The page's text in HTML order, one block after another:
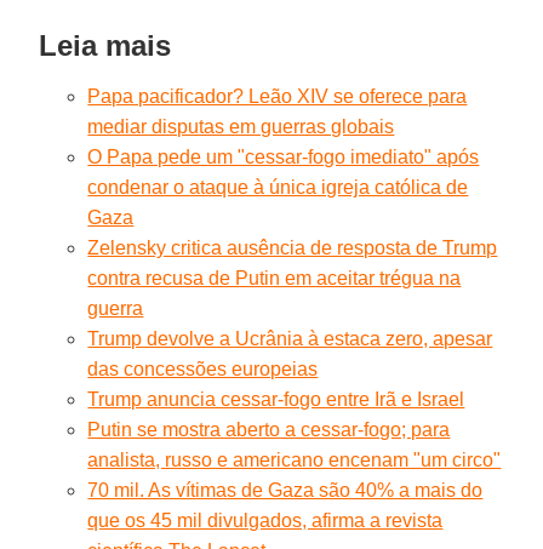
Leia mais
Papa pacificador? Leão XIV se oferece para
mediar disputas em guerras globais
O Papa pede um "cessar-fogo imediato" após
condenar o ataque à única igreja católica de
Gaza
Zelensky critica ausência de resposta de Trump
contra recusa de Putin em aceitar trégua na
guerra
Trump devolve a Ucrânia à estaca zero, apesar
das concessões europeias
Trump anuncia cessar-fogo entre Irã e Israel
Putin se mostra aberto a cessar-fogo; para
analista, russo e americano encenam "um circo"
70 mil. As vítimas de Gaza são 40% a mais do
que os 45 mil divulgados, afirma a revista